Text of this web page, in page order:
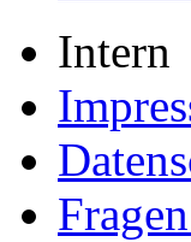
Intern